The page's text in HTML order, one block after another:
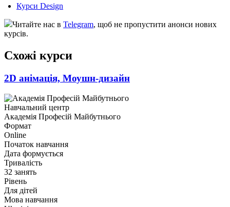
Курси Design
Читайте нас в Telegram, щоб не пропустити анонси нових
курсів.
Схожі курси
2D анімація, Моушн-дизайн
Навчальний центр
Академія Професій Майбутнього
Формат
Online
Початок навчання
Дата формується
Тривалість
32 занять
Рівень
Для дітей
Мова навчання